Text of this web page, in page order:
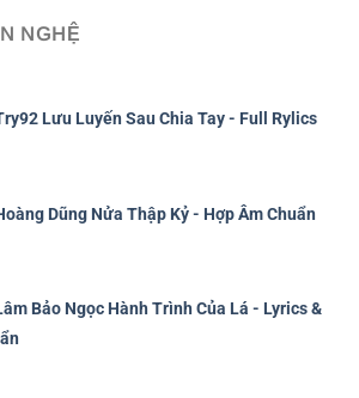
NGHỆ
Lưu Luyến Sau Chia Tay - Full Rylics
Dũng Nửa Thập Kỷ - Hợp Âm Chuẩn
Bảo Ngọc Hành Trình Của Lá - Lyrics &